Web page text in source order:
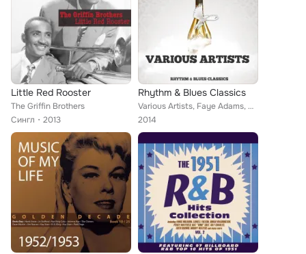
Little Red Rooster
The Griffin Brothers
Сингл
2013
Rhythm & Blues Classics
Various Artists, Faye Adams, Annisteen Allen, Varetta Dillard, Jesse & Marvin, Big Mama Thornton, Jimmy Nelson, Tiny Bradshaw, L...
2014